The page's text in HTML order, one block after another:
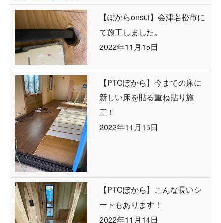
【ぽからonsui】会津若松市に
て施工しました。
2022年11月15日
【PTCぽから】今までの床に
新しい床を貼る重ね貼り施
工！
2022年11月15日
【PTCぽから】こんな長いシ
ートもあります！
2022年11月14日